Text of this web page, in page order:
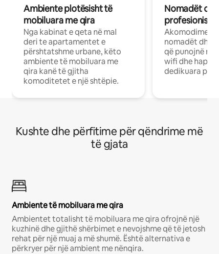
Ambiente plotësisht të
mobiluara me qira
Nga kabinat e qeta në mal
deri te apartamentet e
përshtatshme urbane, këto
ambiente të mobiluara me
qira kanë të gjitha
komoditetet e një shtëpie.
Nomadët
Akomodime
nomadët dhe
që punojnë në
wifi dhe
dedikuara
Kushte dhe përfitime për qëndrime më
të gjata
Ambiente të mobiluara me qira
Ambientet totalisht të mobiluara me qira ofrojnë një
kuzhinë dhe gjithë shërbimet e nevojshme që të jetosh
rehat për një muaj a më shumë. Është alternativa e
përkryer për një ambient me nënqira.